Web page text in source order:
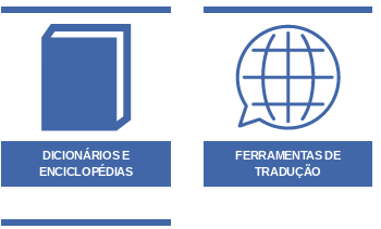
DICIONÁRIOS E
ENCICLOPÉDIAS
FERRAMENTAS DE
TRADUÇÃO